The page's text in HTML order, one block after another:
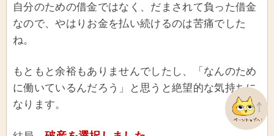
自分のための借金ではなく、だまされて負った借金
なので、やはりお金を払い続けるのは苦痛でした
ね。
もともと余裕もありませんでしたし、「なんのため
に働いているんだろう」と思うと絶望的な気持ちに
なります。